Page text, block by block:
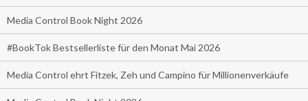
Media Control Book Night 2026
#BookTok Bestsellerliste für den Monat Mai 2026
Media Control ehrt Fitzek, Zeh und Campino für Millionenverkäufe